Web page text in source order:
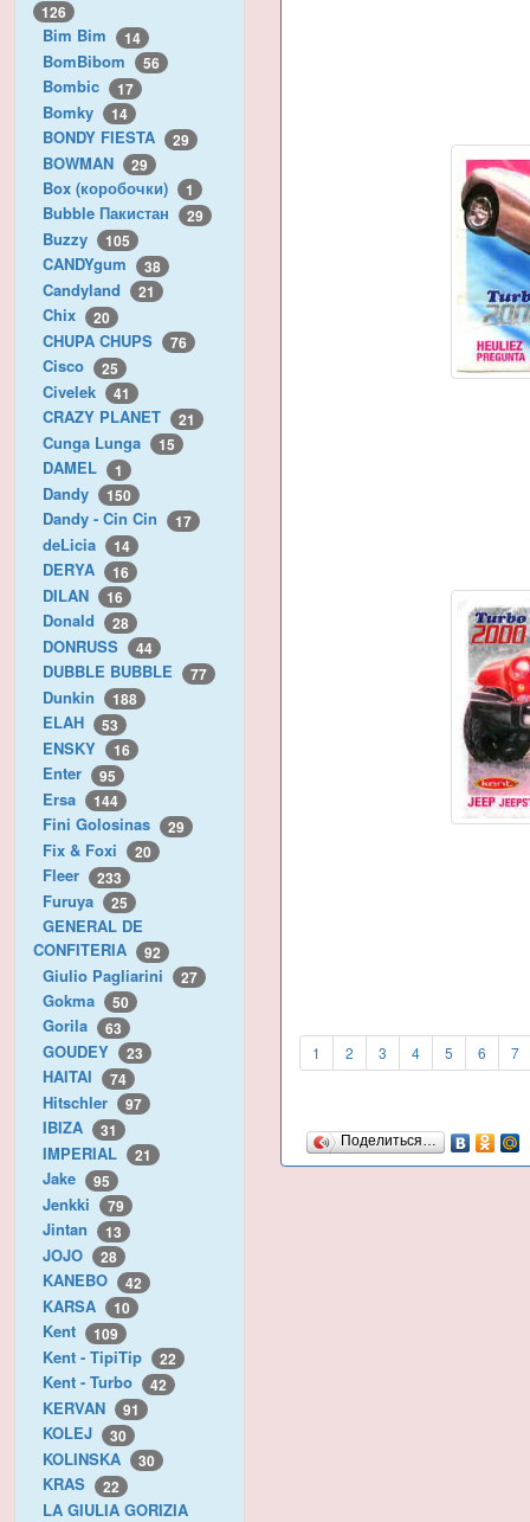
126
Bim Bim 14
BomBibom 56
Bombic 17
Bomky 14
BONDY FIESTA 29
BOWMAN 29
Box (коробочки) 1
Bubble Пакистан 29
Buzzy 105
CANDYgum 38
Candyland 21
Chix 20
CHUPA CHUPS 76
Cisco 25
Civelek 41
CRAZY PLANET 21
Cunga Lunga 15
DAMEL 1
Dandy 150
Dandy - Cin Cin 17
deLicia 14
DERYA 16
DILAN 16
Donald 28
DONRUSS 44
DUBBLE BUBBLE 77
Dunkin 188
ELAH 53
ENSKY 16
Enter 95
Ersa 144
Fini Golosinas 29
Fix & Foxi 20
Fleer 233
Furuya 25
GENERAL DE
CONFITERIA
92
Giulio Pagliarini 27
Gokma 50
Gorila 63
GOUDEY 23
HAITAI 74
Hitschler 97
IBIZA 31
IMPERIAL 21
Jake 95
Jenkki 79
Jintan 13
JOJO 28
KANEBO 42
KARSA 10
Kent 109
Kent - TipiTip 22
Kent - Turbo 42
KERVAN 91
KOLEJ 30
KOLINSKA 30
KRAS 22
LA GIULIA GORIZIA
1 2 3 4 5 6 7
Поделиться…